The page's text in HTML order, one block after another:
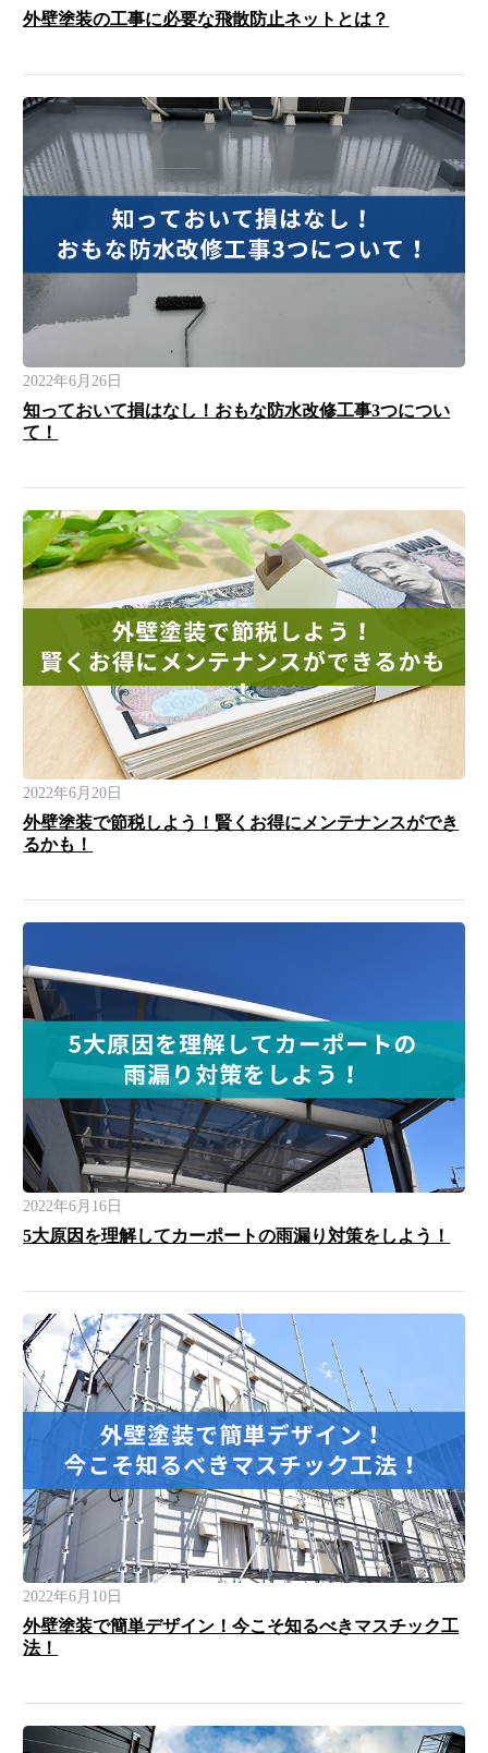
外壁塗装の工事に必要な飛散防止ネットとは？
2022年6月26日
知っておいて損はなし！おもな防水改修工事3つについ
て！
2022年6月20日
外壁塗装で節税しよう！賢くお得にメンテナンスができ
るかも！
2022年6月16日
5大原因を理解してカーポートの雨漏り対策をしよう！
2022年6月10日
外壁塗装で簡単デザイン！今こそ知るべきマスチック工
法！